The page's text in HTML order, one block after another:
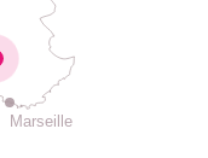
Marseille